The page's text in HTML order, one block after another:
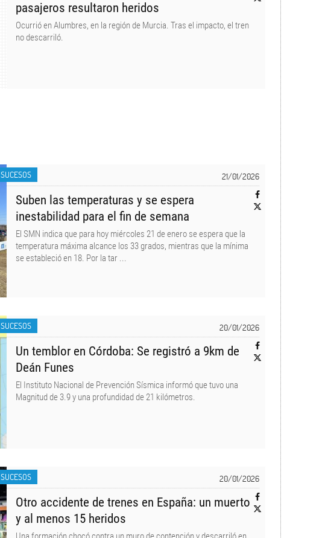
pasajeros resultaron heridos
Ocurrió en Alumbres, en la región de Murcia. Tras el impacto, el tren
no descarriló.
21/01/2026
SUCESOS
Suben las temperaturas y se espera
inestabilidad para el fin de semana
El SMN indica que para hoy miércoles 21 de enero se espera que la
temperatura máxima alcance los 33 grados, mientras que la mínima
se estableció en 18. Por la tar ...
20/01/2026
SUCESOS
Un temblor en Córdoba: Se registró a 9km de
Deán Funes
El Instituto Nacional de Prevención Sísmica informó que tuvo una
Magnitud de 3.9 y una profundidad de 21 kilómetros.
20/01/2026
SUCESOS
Otro accidente de trenes en España: un muerto
y al menos 15 heridos